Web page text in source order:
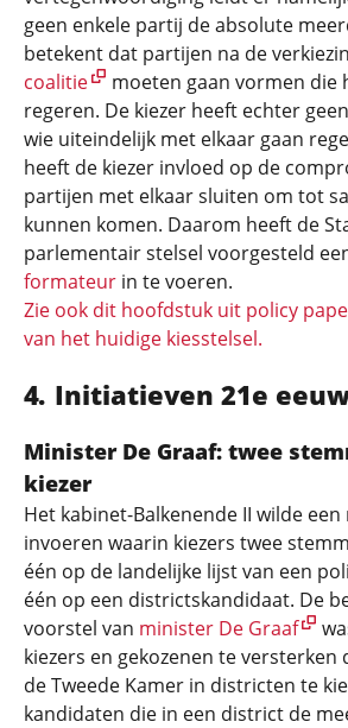
geen enkele partij de absolute
betekent dat partijen na de
coalitie
moeten gaan vormen die
regeren. De kiezer heeft echter
wie uiteindelijk met elkaar gaan
heeft de kiezer invloed op de
partijen met elkaar sluiten om tot
kunnen komen. Daarom heeft de
parlementair stelsel voorgesteld
formateur in te voeren.
Zie ook dit hoofdstuk uit policy
van het huidige kiesstelsel.
Initiatieven 21e
Minister De Graaf: twee
kiezer
Het kabinet-Balkenende II wilde
invoeren waarin kiezers twee
één op de landelijke lijst van een
één op een districtskandidaat. De
voorstel van minister De Graaf
kiezers en gekozenen te versterken
de Tweede Kamer in districten te
kandidaten die in een district de